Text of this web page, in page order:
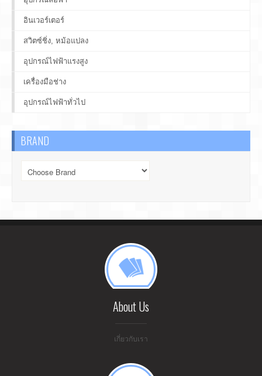
อินเวอร์เตอร์
สวิตซ์ชิ่ง, หม้อแปลง
อุปกรณ์ไฟฟ้าแรงสูง
เครื่องมือช่าง
อุปกรณ์ไฟฟ้าทั่วไป
BRAND
About Us
เกี่ยวกับเรา